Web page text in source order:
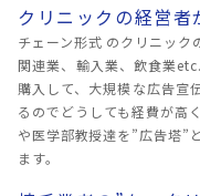
クリニックの経営
チェーン形式 のクリニック
関連業、輸入業、飲食業
購入して、大規模な広告宣
るのでどうしても経費が高
や医学部教授達を”広告塔”
ます。